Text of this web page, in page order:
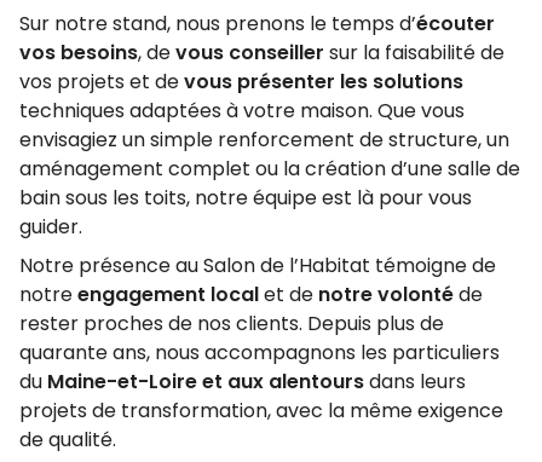
Sur notre stand, nous prenons le temps d’écouter
vos besoins, devous conseiller sur la faisabilité de
vos projets et devous présenter les solutions
techniques adaptées à votre maison. Que vous
envisagiez un simple renforcement de structure, un
aménagement complet ou la création d’une salle de
bain sous les toits, notre équipe est là pour vous
guider.
Notre présence au Salon de l’Habitat témoigne de
notreengagement localet de notre volontéde
rester proches de nos clients. Depuis plus de
quarante ans, nous accompagnons les particuliers
du Maine-et-Loire et aux alentoursdans leurs
projets de transformation, avec la même exigence
de qualité.